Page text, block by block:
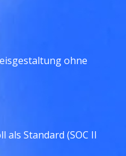
ohne
Standard (SOC II